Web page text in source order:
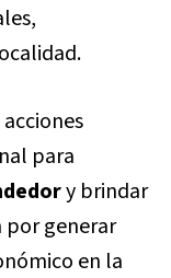
para
y brindar
por generar
en la